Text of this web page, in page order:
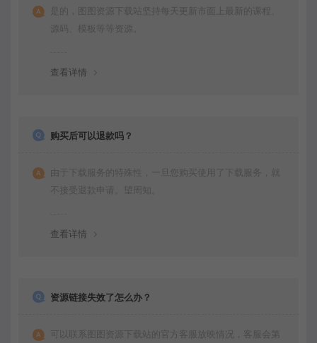
是的，图图资源下载站坚持每天更新市面上最新的课程、
源码、模板等等资源。
查看详情
购买后可以退款吗？
由于下载服务的特殊性，一旦您购买使用了下载服务，就
不接受退款申请。望周知。
查看详情
资源链接失效了怎么办？
可以联系图图资源下载站的官方客服放映情况，客服会第